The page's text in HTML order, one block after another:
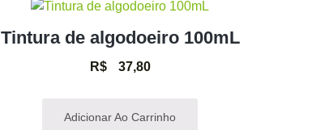
Tintura de algodoeiro 100mL
R$37,80
Adicionar Ao Carrinho